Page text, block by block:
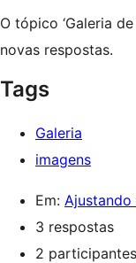
O tópico ‘Galeria
novas respostas.
Tags
Galeria
imagens
Em: Ajustando
3 respostas
2 participantes